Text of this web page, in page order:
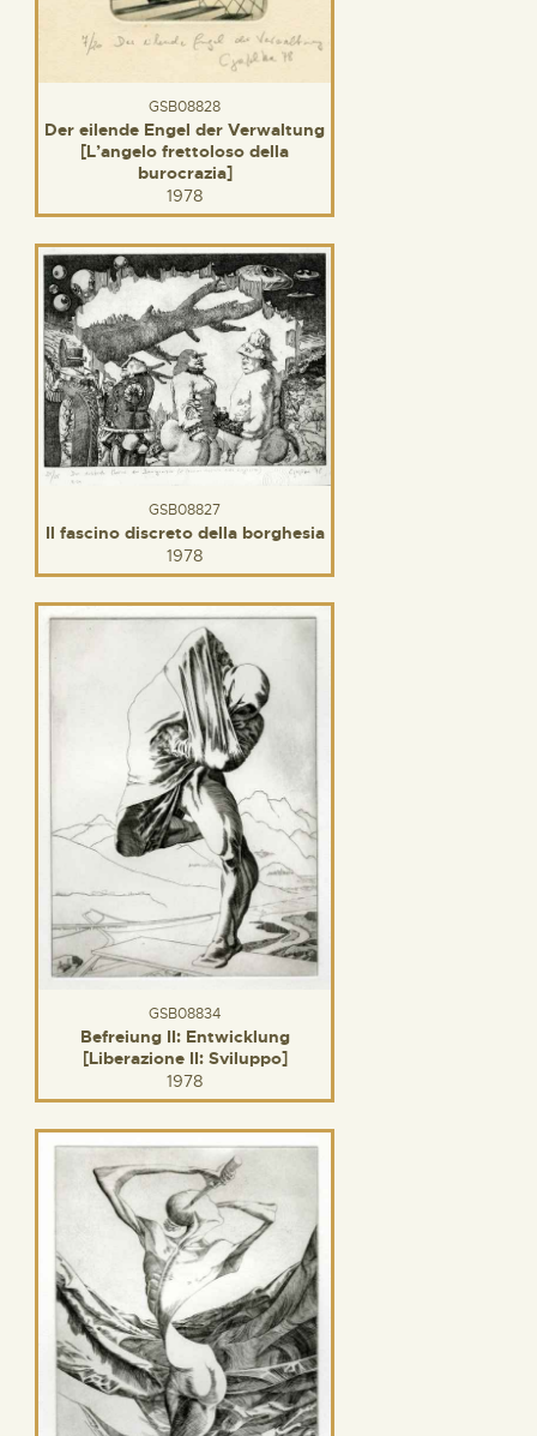
GSB08828
Der eilende Engel der Verwaltung
[L’angelo frettoloso della
burocrazia]
1978
GSB08827
Il fascino discreto della borghesia
1978
GSB08834
Befreiung II: Entwicklung
[Liberazione II: Sviluppo]
1978